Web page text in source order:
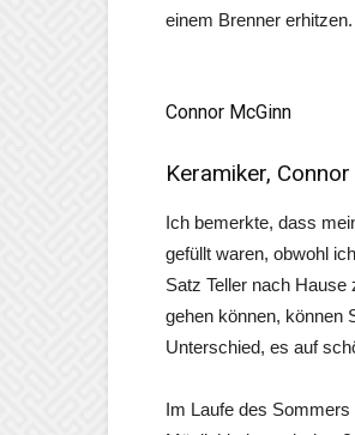
einem Brenner erhitzen.
Connor McGinn
Keramiker,
Ich bemerkte, dass
gefüllt waren, obwohl
Satz Teller nach
gehen können, können
Unterschied, es auf
Im Laufe des